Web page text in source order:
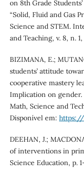
on 8th Grade
“Solid, Fluid and Gas
Science and STEM.
and Teaching, v. 8, n.
BIZIMANA, E.;
students’ attitude
cooperative mastery
Implication on
Math, Science and
Disponível em: https://
DEEHAN, J.;
of interventions in
Science Education, p.